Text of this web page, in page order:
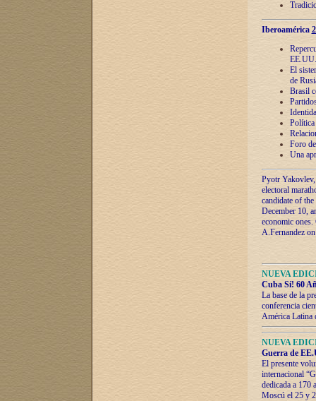
Iberoamérica
EE.UU.
El
de
Brasil
Política
Foro
Una
Pyotr
electoral
candidate of
December 10,
economic
A.Fernandez
NUEVA
Cuba Sí! 60
La base de la
conferencia
América Latina
NUEVA
Guerra de
El presente
internacional
dedicada a 170
Moscú el 25 y